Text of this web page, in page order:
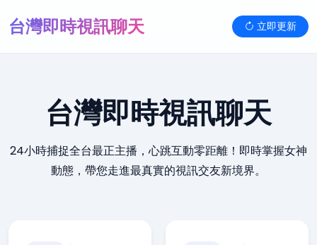
台灣即時視訊聊天 立即更新
台灣即時視訊聊天
24小時捕捉全台最正主播，心跳互動零距離！即時掌握女神
動態，帶您走進最真實的視訊交友新境界。